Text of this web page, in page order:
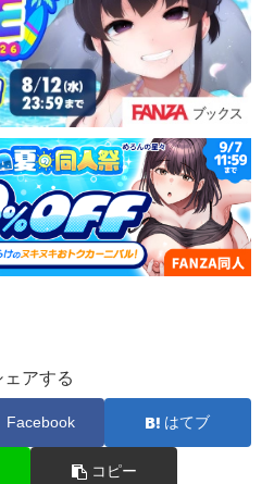
ェアする
Facebook はてブ
コピー